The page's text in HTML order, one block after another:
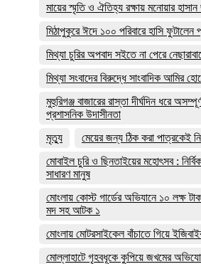
মায়ের স্মৃতি ও ঐতিহ্য রক্ষায় মনোয়ার
মিঠাপুকুরে ঈদে ১০০ পরিবারে হাসি ফুটালেন
মিথ্যা চুরির অপবাদ সইতে না পেরে
মিথ্যা সংবাদের বিরুদ্ধে সাংবাদিক আমির
মুহুরিগঞ্জ বাজারের রাস্তা দীর্ঘদিন ধরে
প্রশাসনিক উদাসীনতা
মৃত্যু
মেয়ের জন্য ঠিক করা পাত্রকেই
মোবাইল চুরি ও ছিনতাইয়ের মহোৎসব :
সাধারণ মানুষ
মোংলায় কোস্ট গার্ডের অভিযানে ১০ লক্ষ
মদ সহ আটক ১
মোংলায় মোটরসাইকেল বাঁচাতে গিয়ে
মোল্লাহাটে গৃহবধূকে কুপিয়ে জখমের